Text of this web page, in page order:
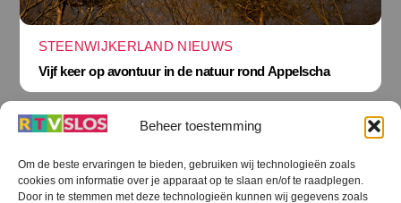
Beheer toestemming
Om de beste ervaringen te bieden, gebruiken wij technologieën zoals
cookies om informatie over je apparaat op te slaan en/of te raadplegen.
Door in te stemmen met deze technologieën kunnen wij gegevens zoals
STEENWIJKERLAND NIEUWS
Vijf keer op avontuur in de natuur rond Appelscha
Terug
naar